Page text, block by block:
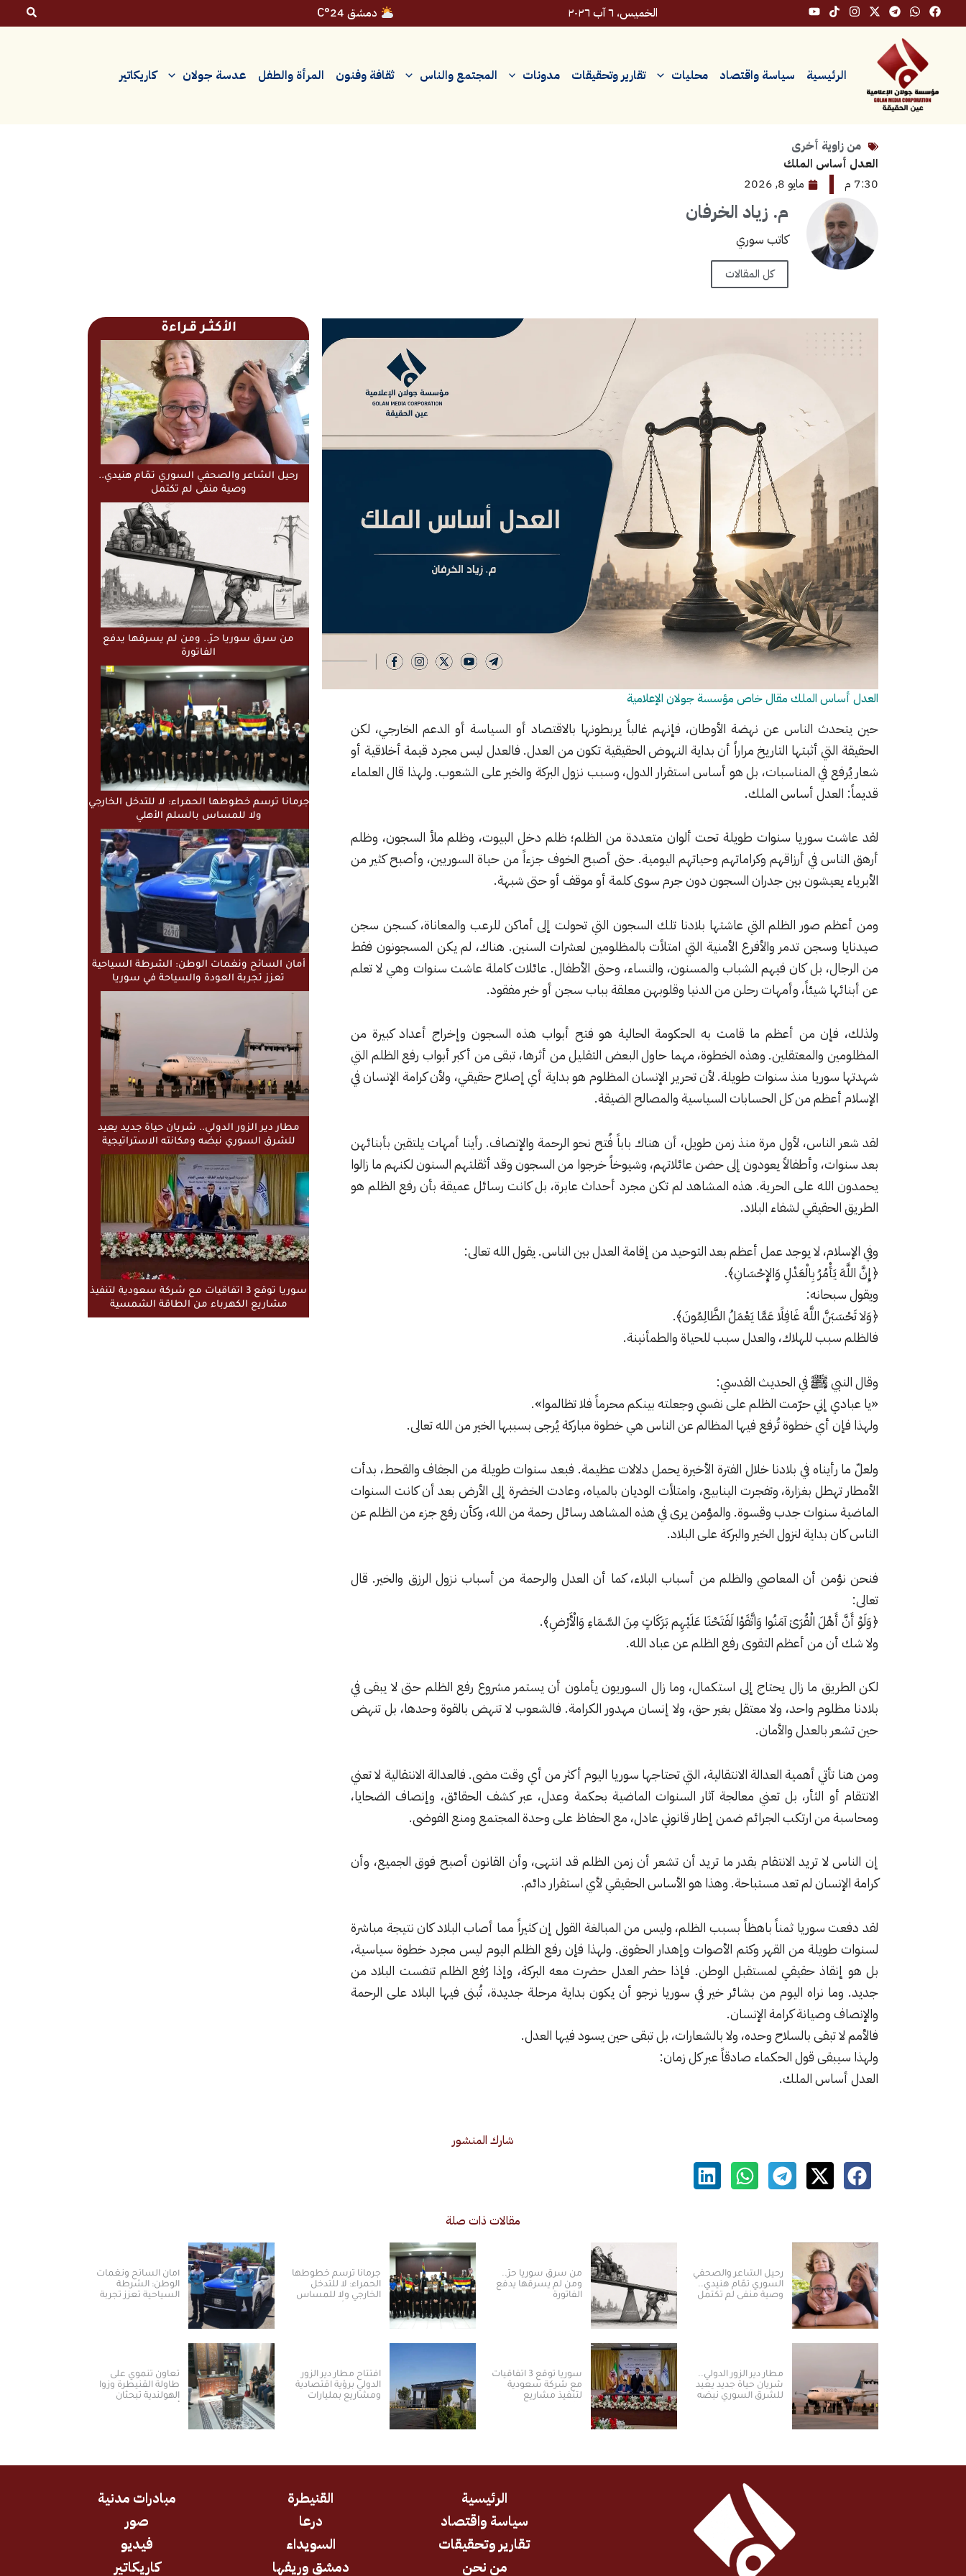
تخطي
إلى
الخميس، ٦ آب ٢٠٢٦ دمشق 24°C
الرئيسية سياسة واقتصاد محليات تقارير وتحقيقات مدونات المجتمع والناس ثقافة وفنون المرأة والطفل عدسة جولان كاريكاتير
من زاوية أخرى
العدل أساس الملك
7:30 م
مايو 8, 2026
م. زياد الخرفان
كاتب سوري
كل المقالات
العدل أساس الملك مقال خاص مؤسسة جولان الإعلامية
حين يتحدث الناس عن نهضة الأوطان، فإنهم غالباً يربطونها بالاقتصاد أو السياسة أو الدعم الخارجي، لكن
الحقيقة التي أثبتها التاريخ مراراً أن بداية النهوض الحقيقية تكون من العدل. فالعدل ليس مجرد قيمة أخلاقية أو
شعار يُرفع في المناسبات، بل هو أساس استقرار الدول، وسبب نزول البركة والخير على الشعوب. ولهذا قال العلماء
قديماً: العدل أساس الملك.
لقد عاشت سوريا سنوات طويلة تحت ألوان متعددة من الظلم؛ ظلم دخل البيوت، وظلم ملأ السجون، وظلم
أرهق الناس في أرزاقهم وكراماتهم وحياتهم اليومية. حتى أصبح الخوف جزءاً من حياة السوريين، وأصبح كثير من
الأبرياء يعيشون بين جدران السجون دون جرم سوى كلمة أو موقف أو حتى شبهة.
ومن أعظم صور الظلم التي عاشتها بلادنا تلك السجون التي تحولت إلى أماكن للرعب والمعاناة، كسجن سجن
صيدنايا وسجن تدمر والأفرع الأمنية التي امتلأت بالمظلومين لعشرات السنين. هناك، لم يكن المسجونون فقط
من الرجال، بل كان فيهم الشباب والمسنون، والنساء، وحتى الأطفال. عائلات كاملة عاشت سنوات وهي لا تعلم
عن أبنائها شيئاً، وأمهات رحلن من الدنيا وقلوبهن معلقة بباب سجن أو خبر مفقود.
ولذلك، فإن من أعظم ما قامت به الحكومة الحالية هو فتح أبواب هذه السجون وإخراج أعداد كبيرة من
المظلومين والمعتقلين. وهذه الخطوة، مهما حاول البعض التقليل من أثرها، تبقى من أكبر أبواب رفع الظلم التي
شهدتها سوريا منذ سنوات طويلة. لأن تحرير الإنسان المظلوم هو بداية أي إصلاح حقيقي، ولأن كرامة الإنسان في
الإسلام أعظم من كل الحسابات السياسية والمصالح الضيقة.
لقد شعر الناس، لأول مرة منذ زمن طويل، أن هناك باباً فُتح نحو الرحمة والإنصاف. رأينا أمهات يلتقين بأبنائهن
بعد سنوات، وأطفالاً يعودون إلى حضن عائلاتهم، وشيوخاً خرجوا من السجون وقد أثقلتهم السنون لكنهم ما زالوا
يحمدون الله على الحرية. هذه المشاهد لم تكن مجرد أحداث عابرة، بل كانت رسائل عميقة بأن رفع الظلم هو
الطريق الحقيقي لشفاء البلاد.
وفي الإسلام، لا يوجد عمل أعظم بعد التوحيد من إقامة العدل بين الناس. يقول الله تعالى:
﴿إِنَّ اللَّهَ يَأْمُرُ بِالْعَدْلِ وَالإِحْسَانِ﴾.
ويقول سبحانه:
﴿وَلا تَحْسَبَنَّ اللَّهَ غَافِلًا عَمَّا يَعْمَلُ الظَّالِمُونَ﴾.
فالظلم سبب للهلاك، والعدل سبب للحياة والطمأنينة.
وقال النبي ﷺ في الحديث القدسي:
«يا عبادي إني حرّمت الظلم على نفسي وجعلته بينكم محرماً فلا تظالموا».
ولهذا فإن أي خطوة تُرفع فيها المظالم عن الناس هي خطوة مباركة يُرجى بسببها الخير من الله تعالى.
ولعلّ ما رأيناه في بلادنا خلال الفترة الأخيرة يحمل دلالات عظيمة. فبعد سنوات طويلة من الجفاف والقحط، بدأت
الأمطار تهطل بغزارة، وتفجرت الينابيع، وامتلأت الوديان بالمياه، وعادت الخضرة إلى الأرض بعد أن كانت السنوات
الماضية سنوات جدب وقسوة. والمؤمن يرى في هذه المشاهد رسائل رحمة من الله، وكأن رفع جزء من الظلم عن
الناس كان بداية لنزول الخير والبركة على البلاد.
فنحن نؤمن أن المعاصي والظلم من أسباب البلاء، كما أن العدل والرحمة من أسباب نزول الرزق والخير. قال
تعالى:
﴿وَلَوْ أَنَّ أَهْلَ الْقُرَىٰ آمَنُوا وَاتَّقَوْا لَفَتَحْنَا عَلَيْهِم بَرَكَاتٍ مِنَ السَّمَاءِ وَالْأَرْضِ﴾.
ولا شك أن من أعظم التقوى رفع الظلم عن عباد الله.
لكن الطريق ما زال يحتاج إلى استكمال، وما زال السوريون يأملون أن يستمر مشروع رفع الظلم حتى لا يبقى في
بلادنا مظلوم واحد، ولا معتقل بغير حق، ولا إنسان مهدور الكرامة. فالشعوب لا تنهض بالقوة وحدها، بل تنهض
حين تشعر بالعدل والأمان.
ومن هنا تأتي أهمية العدالة الانتقالية، التي تحتاجها سوريا اليوم أكثر من أي وقت مضى. فالعدالة الانتقالية لا تعني
الانتقام أو الثأر، بل تعني معالجة آثار السنوات الماضية بحكمة وعدل، عبر كشف الحقائق، وإنصاف الضحايا،
ومحاسبة من ارتكب الجرائم ضمن إطار قانوني عادل، مع الحفاظ على وحدة المجتمع ومنع الفوضى.
إن الناس لا تريد الانتقام بقدر ما تريد أن تشعر أن زمن الظلم قد انتهى، وأن القانون أصبح فوق الجميع، وأن
كرامة الإنسان لم تعد مستباحة. وهذا هو الأساس الحقيقي لأي استقرار دائم.
لقد دفعت سوريا ثمناً باهظاً بسبب الظلم، وليس من المبالغة القول إن كثيراً مما أصاب البلاد كان نتيجة مباشرة
لسنوات طويلة من القهر وكتم الأصوات وإهدار الحقوق. ولهذا فإن رفع الظلم اليوم ليس مجرد خطوة سياسية،
بل هو إنقاذ حقيقي لمستقبل الوطن. فإذا حضر العدل حضرت معه البركة، وإذا رُفع الظلم تنفست البلاد من
جديد. وما نراه اليوم من بشائر خير في سوريا نرجو أن يكون بداية مرحلة جديدة، تُبنى فيها البلاد على الرحمة
والإنصاف وصيانة كرامة الإنسان.
فالأمم لا تبقى بالسلاح وحده، ولا بالشعارات، بل تبقى حين يسود فيها العدل.
ولهذا سيبقى قول الحكماء صادقاً عبر كل زمان:
العدل أساس الملك.
الأكثــر قـراءة
رحيل الشاعر والصحفي السوري تمّام هنيدي..
وصية منفى لم تكتمل
من سرق سوريا حرّ.. ومن لم يسرقها يدفع
الفاتورة
جرمانا ترسم خطوطها الحمراء: لا للتدخل الخارجي
ولا للمساس بالسلم الأهلي
أمان السائح ونغمات الوطن: الشرطة السياحية
تعزز تجربة العودة والسياحة في سوريا
مطار دير الزور الدولي.. شريان حياة جديد يعيد
للشرق السوري نبضه ومكانته الاستراتيجية
سوريا توقع 3 اتفاقيات مع شركة سعودية لتنفيذ
مشاريع الكهرباء من الطاقة الشمسية
شارك المنشور
مقالات ذات صلة
رحيل الشاعر والصحفي
السوري تمّام هنيدي..
وصية منفى لم تكتمل
من سرق سوريا حرّ..
ومن لم يسرقها يدفع
الفاتورة
جرمانا ترسم خطوطها
الحمراء: لا للتدخل
الخارجي ولا للمساس
أمان السائح ونغمات
الوطن: الشرطة
السياحية تعزز تجربة
مطار دير الزور الدولي..
شريان حياة جديد يعيد
للشرق السوري نبضه
سوريا توقع 3 اتفاقيات
مع شركة سعودية
لتنفيذ مشاريع
افتتاح مطار دير الزور
الدولي برؤية اقتصادية
ومشاريع بمليارات
تعاون تنموي على
طاولة القنيطرة وزوا
الهولندية تبحثان
الرئيسية
سياسة واقتصاد
تقارير وتحقيقات
من نحن
القنيطرة
درعا
السويداء
دمشق وريفها
مبادرات مدنية
صور
فيديو
كاريكاتير